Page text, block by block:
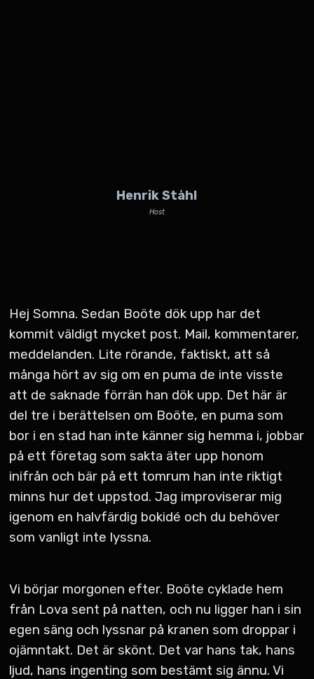
Henrik Ståhl
Host
Hej Somna. Sedan Boöte dök upp har det
kommit väldigt mycket post. Mail, kommentarer,
meddelanden. Lite rörande, faktiskt, att så
många hört av sig om en puma de inte visste
att de saknade förrän han dök upp. Det här är
del tre i berättelsen om Boöte, en puma som
bor i en stad han inte känner sig hemma i, jobbar
på ett företag som sakta äter upp honom
inifrån och bär på ett tomrum han inte riktigt
minns hur det uppstod. Jag improviserar mig
igenom en halvfärdig bokidé och du behöver
som vanligt inte lyssna.
Vi börjar morgonen efter. Boöte cyklade hem
från Lova sent på natten, och nu ligger han i sin
egen säng och lyssnar på kranen som droppar i
ojämntakt. Det är skönt. Det var hans tak, hans
ljud, hans ingenting som bestämt sig ännu. Vi